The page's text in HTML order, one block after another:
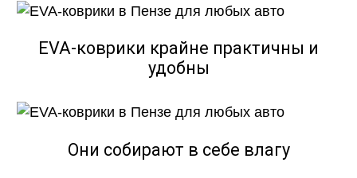
EVA-коврики крайне практичны и
удобны
Они собирают в себе влагу